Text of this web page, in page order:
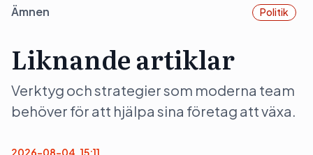
Ämnen Politik
Liknande artiklar
Verktyg och strategier som moderna team
behöver för att hjälpa sina företag att växa.
2026-08-04, 15:11